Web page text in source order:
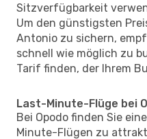
Sitzverfügbarkeit
Um den günstigsten
Antonio zu sichern,
schnell wie möglich zu
Tarif finden, der Ihrem
Last-Minute-Flüge bei
Bei Opodo finden Sie
Minute-Flügen zu